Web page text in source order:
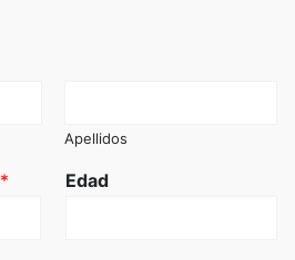
Apellidos
* Edad